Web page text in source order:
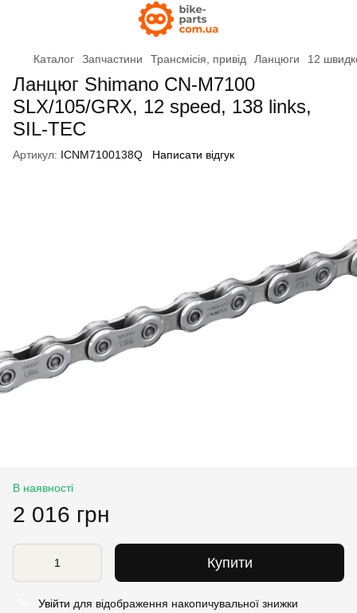
Каталог Запчастини Трансмісія, привід Ланцюги 12
Ланцюг Shimano CN-M7100
SLX/105/GRX, 12 speed, 138 links,
SIL-TEC
Артикул: ICNM7100138Q Написати відгук
В наявності
2 016 грн
Купити
Увійти для відображення накопичувальної знижки